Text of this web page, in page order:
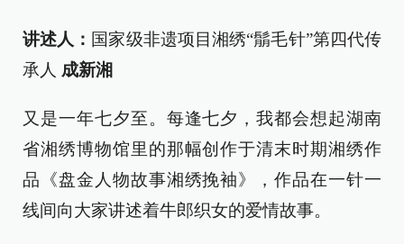
讲述人： 国家级非遗项目湘绣“鬅毛针”第四代传
承人 成新湘
又是一年七夕至。每逢七夕，我都会想起湖南
省湘绣博物馆里的那幅创作于清末时期湘绣作
品《盘金人物故事湘绣挽袖》，作品在一针一
线间向大家讲述着牛郎织女的爱情故事。